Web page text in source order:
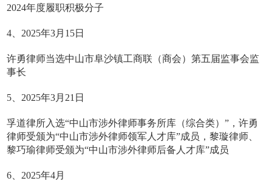
2024年度履职积极分子
4、2025年3月15日
许勇律师当选中山市阜沙镇工商联（商会）第五届监事会监
事长
5、2025年3月21日
孚道律所入选“中山市涉外律师事务所库（综合类）”，许勇
律师受颁为“中山市涉外律师领军人才库”成员，黎璇律师、
黎巧瑜律师受颁为“中山市涉外律师后备人才库”成员
6、2025年4月